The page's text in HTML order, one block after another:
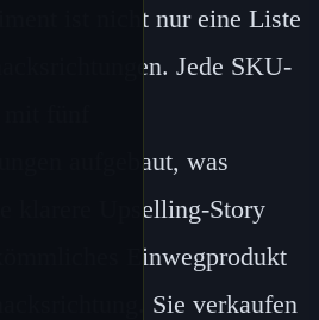
ist nicht nur eine Liste
Jede SKU-
aufgebaut, was
klarere Upselling-Story
Einwegprodukt
Sie verkaufen